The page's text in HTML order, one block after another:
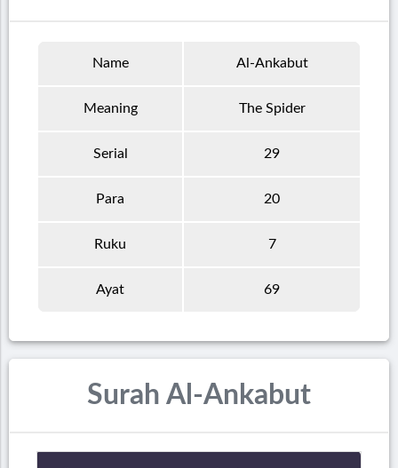
Name Al-Ankabut
Meaning The Spider
Serial 29
Para 20
Ruku 7
Ayat 69
Surah Al-Ankabut